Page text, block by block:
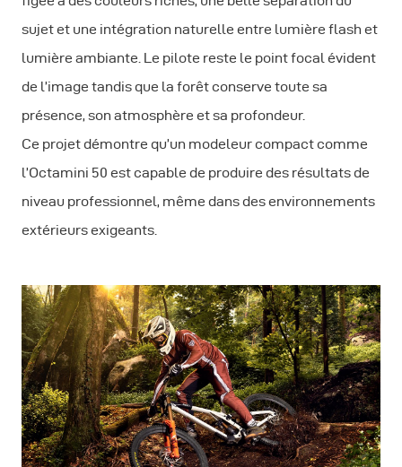
sujet et une intégration naturelle entre lumière flash et
lumière ambiante. Le pilote reste le point focal évident
de l’image tandis que la forêt conserve toute sa
présence, son atmosphère et sa profondeur.
Ce projet démontre qu’un modeleur compact comme
l’Octamini 50 est capable de produire des résultats de
niveau professionnel, même dans des environnements
extérieurs exigeants.